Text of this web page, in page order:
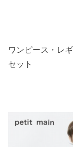
ワンピース・レ
セット